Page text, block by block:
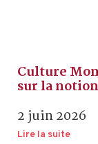
Culture
sur la
2 juin 2026
Lire la suite